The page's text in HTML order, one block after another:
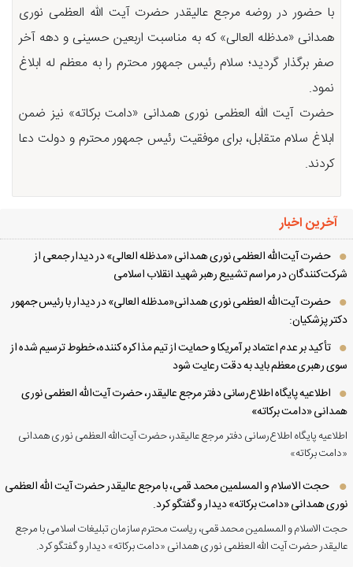
با حضور در روضه مرجع عالیقدر حضرت آیت الله العظمی نوری
همدانی «مدظله العالی» که به مناسبت اربعین حسینی و دهه آخر
صفر برگذار گردید؛ سلام رئیس جمهور محترم را به معظم له ابلاغ
نمود.
حضرت آیت الله العظمی نوری همدانی «دامت برکاته» نیز ضمن
ابلاغ سلام متقابل، برای موفقیت رئیس جمهور محترم و دولت دعا
کردند.
آخرین اخبار
حضرت آیت‌الله العظمی نوری همدانی «مدظله العالی» در دیدار جمعی از
در مراسم تشییع رهبر شهید انقلاب اسلامی
حضرت آیت‌الله العظمی نوری همدانی«مدظله العالی» در دیدار با رئیس جمهور
پزشکیان:
تأکید بر عدم اعتماد بر آمریکا و حمایت از تیم مذاکره کننده، خطوط ترسیم شده از
رهبری معظم باید به دقت رعایت شود
اطلاعیه پایگاه اطلاع‌رسانی دفتر مرجع عالیقدر، حضرت آیت‌الله العظمی نوری
«دامت برکاته»
پایگاه اطلاع‌رسانی دفتر مرجع عالیقدر، حضرت آیت‌الله العظمی نوری همدانی
برکاته»
حجت الاسلام و المسلمین محمد قمی، با مرجع عالیقدر حضرت آیت الله العظمی
همدانی «دامت برکاته» دیدار و گفتگو کرد.
الاسلام و المسلمین محمد قمی، ریاست محترم سازمان تبلیغات اسلامی با مرجع
حضرت آیت الله العظمی نوری همدانی «دامت برکاته» دیدار و گفتگو کرد.